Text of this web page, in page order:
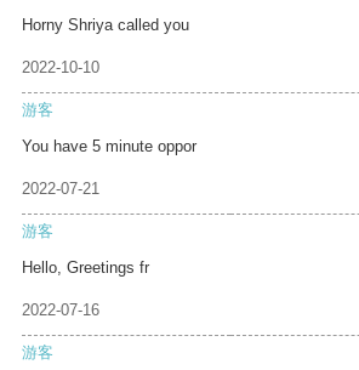
Horny Shriya called you
2022-10-10
游客
You have 5 minute oppor
2022-07-21
游客
Hello, Greetings fr
2022-07-16
游客